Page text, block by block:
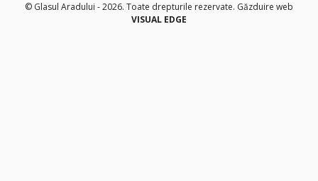
© Glasul Aradului - 2026. Toate drepturile rezervate. Găzduire web
VISUAL EDGE